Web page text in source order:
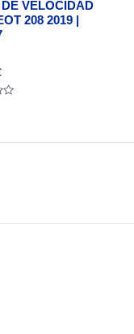
VELOCIDAD
208 2019 |